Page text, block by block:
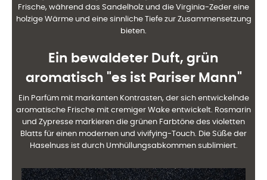
Frische, während das Sandelholz und die Virginia-Zeder eine
holzige Wärme und eine sinnliche Tiefe zur Zusammensetzung
bieten.
Ein bewaldeter Duft, grün
aromatisch "es ist Pariser Mann"
Ein Parfüm mit markanten Kontrasten, der sich entwickelnde
aromatische Frische mit cremiger Wake entwickelt. Rosmarin
und Zypresse markieren die grünen Farbtöne des violetten
Blatts für einen modernen und vivifying-Touch. Die Süße der
Haselnuss ist durch Umhüllungsabkommen sublimiert.